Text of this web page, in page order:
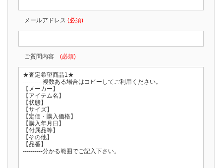
メールアドレス (必須)
ご質問内容 (必須)